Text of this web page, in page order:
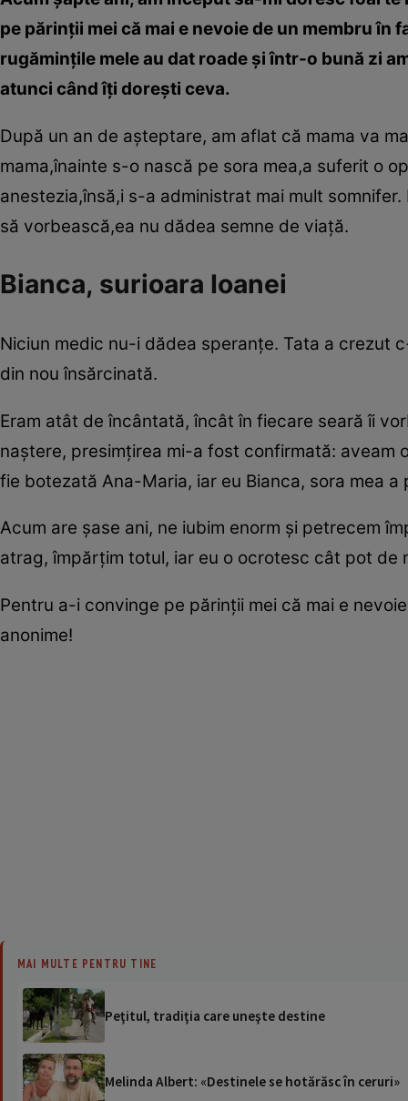
pe părinţii mei că mai e nevoie de un membru
rugăminţile mele au dat roade şi într-o bună zi
atunci când îţi doreşti ceva.
După un an de aşteptare, am aflat că mama va
mama,înainte s-o nască pe sora mea,a suferit o
anestezia,însă,i s-a administrat mai mult
să vorbească,ea nu dădea semne de viaţă.
Bianca, surioara Ioanei
Niciun medic nu-i dădea speranţe. Tata a crezut
din nou însărcinată.
Eram atât de încântată, încât în fiecare seară îi
naştere, presimţirea mi-a fost confirmată: aveam
fie botezată Ana-Maria, iar eu Bianca, sora mea a
Acum are şase ani, ne iubim enorm şi petrecem
atrag, împărţim totul, iar eu o ocrotesc cât pot de
Pentru a-i convinge pe părinţii mei că mai e
anonime!
MAI MULTE PENTRU TINE
Peţitul, tradiţia care uneşte destine
Melinda Albert: «Destinele se hotărăsc în ceruri»